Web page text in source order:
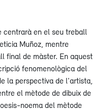
centrarà en el seu treball
Muñoz, mentre
final de màster. En aquest
fenomenològica del
la perspectiva de l'artista,
el mètode de dibuix de
noema del mètode